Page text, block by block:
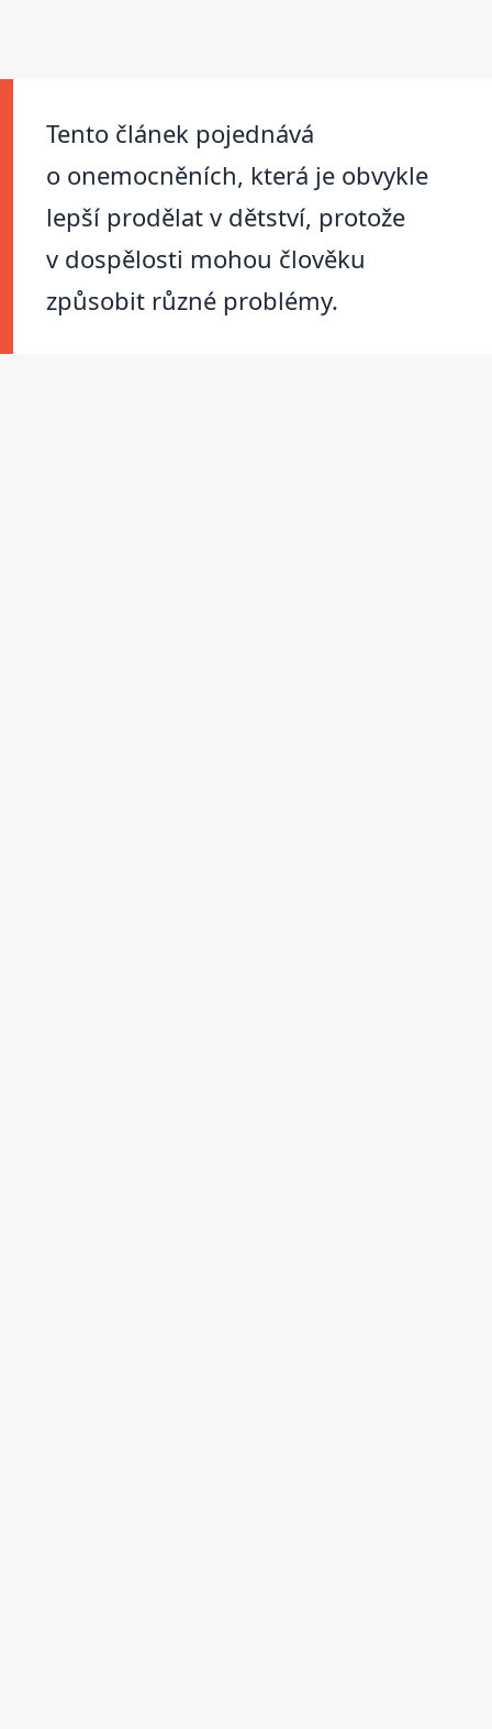
Tento článek pojednává
o onemocněních, která je obvykle
lepší prodělat v dětství, protože
v dospělosti mohou člověku
způsobit různé problémy.